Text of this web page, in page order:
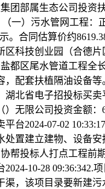
团部属生态公司投资
（一）污水管网工程
。合同估算价约
区科技创业园（合德
都区尾水管道工程全
配套扶植隔油设备
湖北省电子招投标买
无限公司投资金额
台2024-07-02
处置建立建物、设备
帮投标人打点工程前
2024-10-28
渠，该项目录要新建